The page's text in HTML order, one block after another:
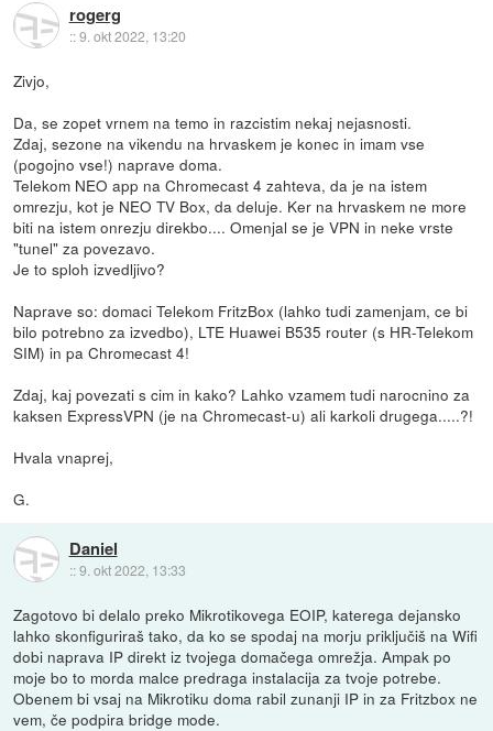
rogerg
::9. okt 2022, 13:20
Zivjo,
Da, se zopet vrnem na temo in razcistim nekaj nejasnosti.
Zdaj, sezone na vikendu na hrvaskem je konec in imam vse
(pogojno vse!) naprave doma.
Telekom NEO app na Chromecast 4 zahteva, da je na istem
omrezju, kot je NEO TV Box, da deluje. Ker na hrvaskem ne more
biti na istem onrezju direkbo.... Omenjal se je VPN in neke vrste
"tunel" za povezavo.
Je to sploh izvedljivo?
Naprave so: domaci Telekom FritzBox (lahko tudi zamenjam, ce bi
bilo potrebno za izvedbo), LTE Huawei B535 router (s HR-Telekom
SIM) in pa Chromecast 4!
Zdaj, kaj povezati s cim in kako? Lahko vzamem tudi narocnino za
kaksen ExpressVPN (je na Chromecast-u) ali karkoli drugega.....?!
Hvala vnaprej,
G.
Daniel
::9. okt 2022, 13:33
Zagotovo bi delalo preko Mikrotikovega EOIP, katerega dejansko
lahko skonfiguriraš tako, da ko se spodaj na morju priključiš na Wifi
dobi naprava IP direkt iz tvojega domačega omrežja. Ampak po
moje bo to morda malce predraga instalacija za tvoje potrebe.
Obenem bi vsaj na Mikrotiku doma rabil zunanji IP in za Fritzbox ne
vem, če podpira bridge mode.